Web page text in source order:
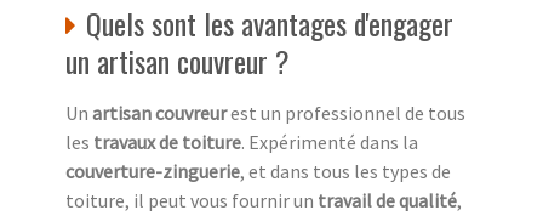
Quels sont les avantages d'engager
un artisan couvreur ?
Un artisan couvreurest un professionnel de tous
les travaux de toiture. Expérimenté dans la
couverture-zinguerie, et dans tous les types de
toiture, il peut vous fournir un travail de qualité,